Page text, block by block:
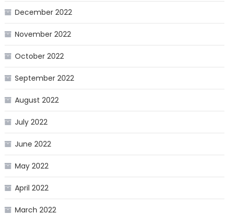
December 2022
November 2022
October 2022
September 2022
August 2022
July 2022
June 2022
May 2022
April 2022
March 2022